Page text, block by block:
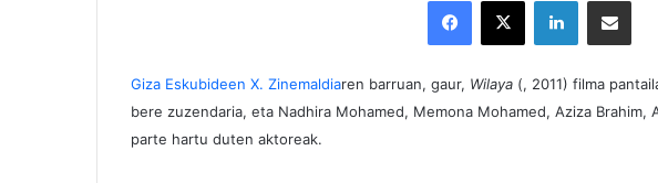
Giza Eskubideen X. Zinemaldiaren barruan, gaur, Wilaya (, 2011) filma
bere zuzendaria, eta Nadhira Mohamed, Memona Mohamed, Aziza Brahim,
parte hartu duten aktoreak.